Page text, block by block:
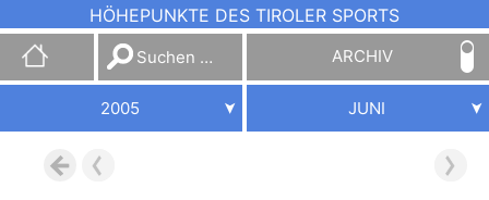
HÖHEPUNKTE DES TIROLER SPORTS
Suchen
nach:
ARCHIV
2005 JUNI